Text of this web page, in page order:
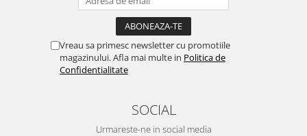
Vreau sa primesc newsletter cu promotiile
magazinului. Afla mai multe in Politica de
Confidentialitate
SOCIAL
Urmareste-ne in social media